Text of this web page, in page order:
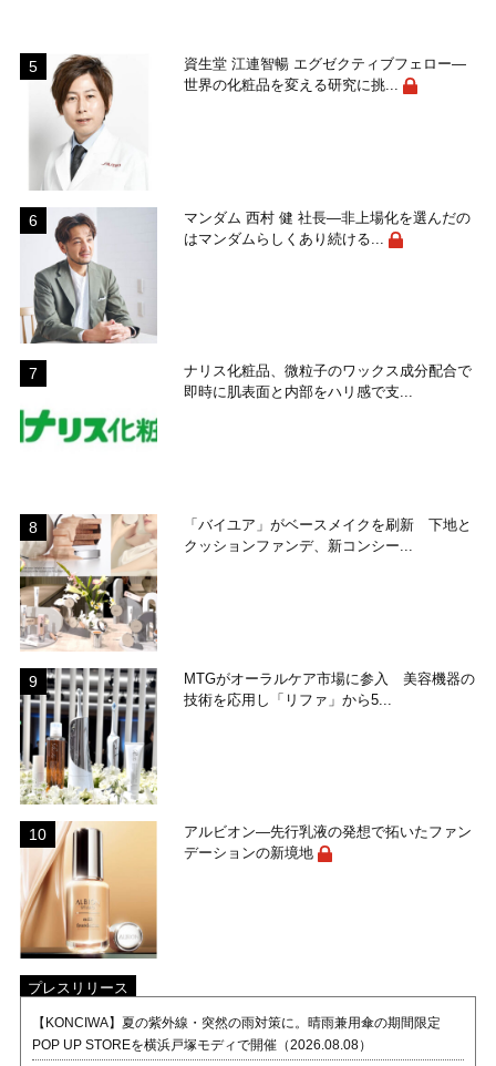
資生堂 江連智暢 エグゼクティブフェロー―
世界の化粧品を変える研究に挑...
マンダム 西村 健 社長―非上場化を選んだの
はマンダムらしくあり続ける...
ナリス化粧品、微粒子のワックス成分配合で
即時に肌表面と内部をハリ感で支...
「バイユア」がベースメイクを刷新 下地と
クッションファンデ、新コンシー...
MTGがオーラルケア市場に参入 美容機器の
技術を応用し「リファ」から5...
アルビオン―先行乳液の発想で拓いたファン
デーションの新境地
プレスリリース
【KONCIWA】夏の紫外線・突然の雨対策に。晴雨兼用傘の期間限定
POP UP STOREを横浜戸塚モディで開催（2026.08.08）